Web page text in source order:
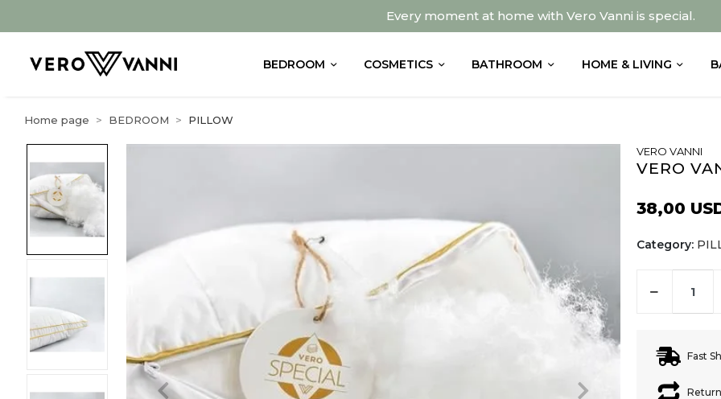
Every moment at home with Vero Vanni is special.
BEDROOM COSMETICS BATHROOM HOME & LIVING
Home page BEDROOM PILLOW
VERO VANNI
VERO
38,00
Category:
Fast